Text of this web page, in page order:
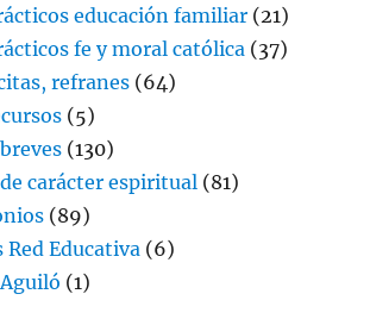
educación familiar (21)
fe y moral católica (37)
refranes (64)
(5)
(130)
carácter espiritual (81)
(89)
Red Educativa (6)
(1)